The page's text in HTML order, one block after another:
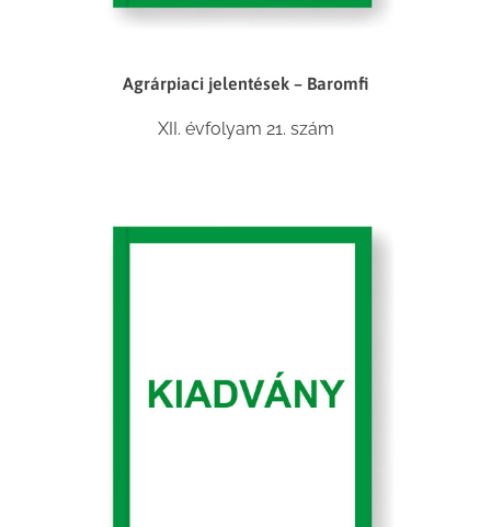
Agrárpiaci jelentések – Baromfi
XII. évfolyam 21. szám